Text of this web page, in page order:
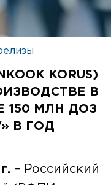
KORUS)
В
МЛН ДОЗ
В ГОД
– Российский